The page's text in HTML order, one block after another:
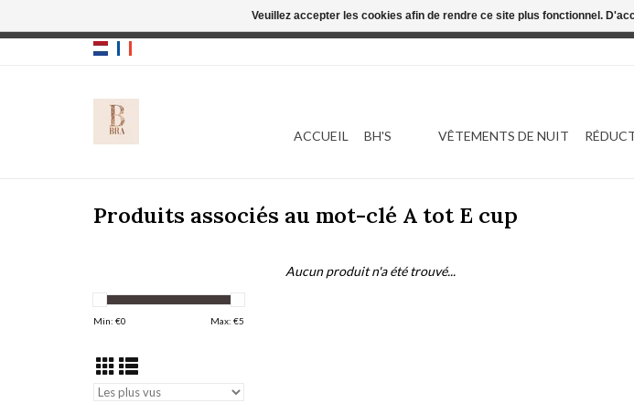
ACCUEIL BH'S VÊTEMENTS DE NUIT
Produits associés au mot-clé A tot E cup
Min: €0 Max: €5
Aucun produit n'a été trouvé...
Veuillez accepter les cookies afin de rendre ce site plus fonctionnel.
Cette boutique est en construction. Toute